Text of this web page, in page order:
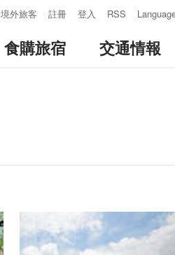
境外旅客 註冊 登入 RSS
食購旅宿 交通情報